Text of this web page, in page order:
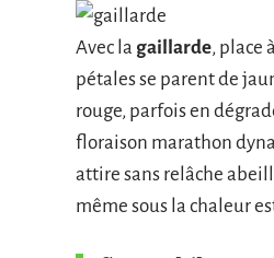
Avec la gaillarde, place
pétales se parent de
rouge, parfois en
floraison marathon
attire sans relâche
même sous la chaleur